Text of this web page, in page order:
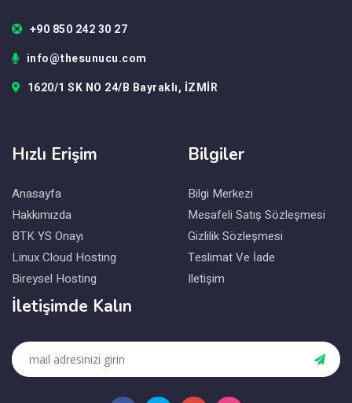
+90 850 242 30 27
info@thesunucu.com
1620/1 SK NO 24/B Bayraklı, İZMİR
Hızlı Erişim
Anasayfa
Hakkımızda
BTK YS Onayı
Linux Cloud Hosting
Bireysel Hosting
Bilgiler
Bilgi Merkezi
Mesafeli Satış Sözleşmesi
Gizlilik Sözleşmesi
Teslimat Ve İade
Iletişim
İletişimde Kalın